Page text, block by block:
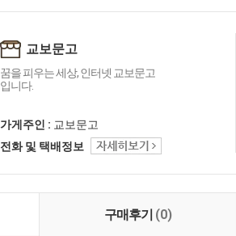
교보문고
꿈을 피우는 세상, 인터넷 교보문고
입니다.
가게주인 : 교보문고
전화 및 택배정보
구매후기 (0)